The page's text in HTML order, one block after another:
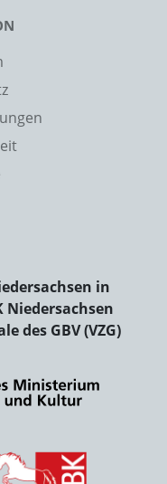
in
Niedersachsen
des GBV (VZG)